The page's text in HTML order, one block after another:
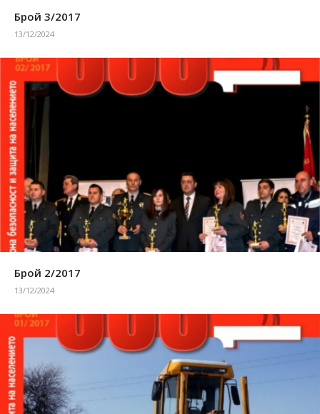
Брой 3/2017
13/12/2024
Брой 2/2017
13/12/2024